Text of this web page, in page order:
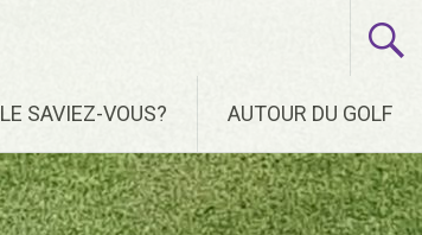
LE SAVIEZ-VOUS? AUTOUR DU GOLF